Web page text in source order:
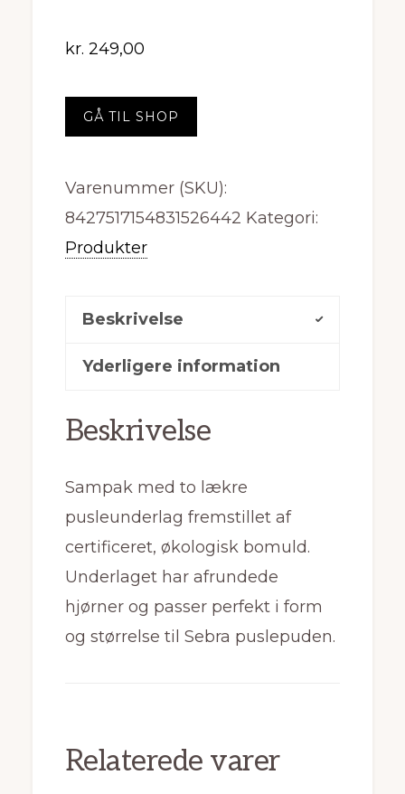
kr. 249,00
GÅ TIL SHOP
Varenummer (SKU):
8427517154831526442 Kategori:
Produkter
Beskrivelse
Yderligere information
Beskrivelse
Sampak med to lækre
pusleunderlag fremstillet af
certificeret, økologisk bomuld.
Underlaget har afrundede
hjørner og passer perfekt i form
og størrelse til Sebra puslepuden.
Relaterede varer